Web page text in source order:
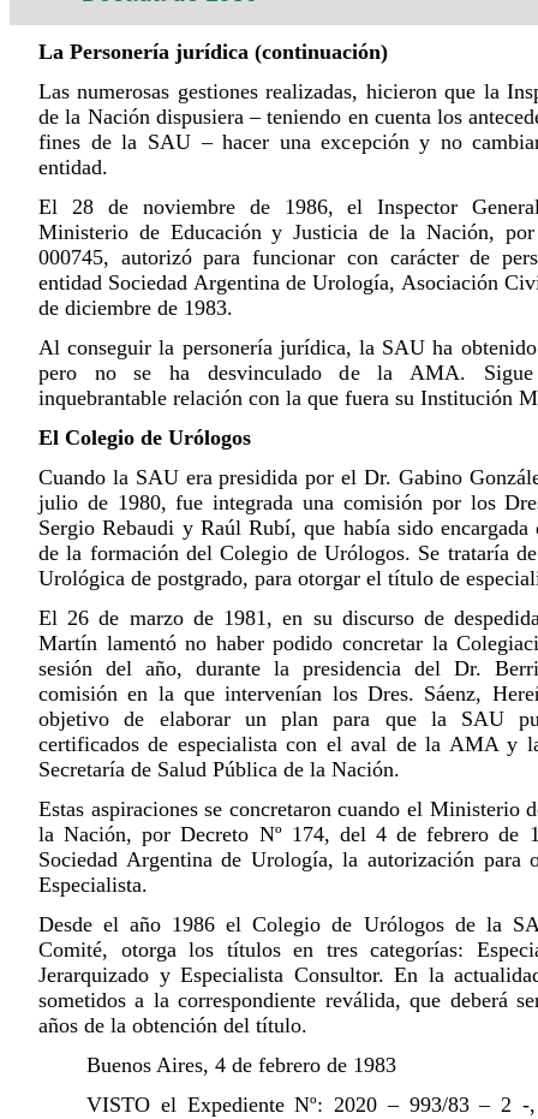
La Personería jurídica (continuación)
Las numerosas gestiones realizadas, hicieron que la
de la Nación dispusiera – teniendo en cuenta los
fines de la SAU – hacer una excepción y no
entidad.
El 28 de noviembre de 1986, el Inspector
Ministerio de Educación y Justicia de la Nación,
000745, autorizó para funcionar con carácter de
entidad Sociedad Argentina de Urología, Asociación
de diciembre de 1983.
Al conseguir la personería jurídica, la SAU ha
pero no se ha desvinculado de la AMA. Sigue
inquebrantable relación con la que fuera su Institución
El Colegio de Urólogos
Cuando la SAU era presidida por el Dr. Gabino
julio de 1980, fue integrada una comisión por los
Sergio Rebaudi y Raúl Rubí, que había sido encargada
de la formación del Colegio de Urólogos. Se trataría
Urológica de postgrado, para otorgar el título de
El 26 de marzo de 1981, en su discurso de
Martín lamentó no haber podido concretar la
sesión del año, durante la presidencia del Dr.
comisión en la que intervenían los Dres. Sáenz,
objetivo de elaborar un plan para que la SAU
certificados de especialista con el aval de la AMA y
Secretaría de Salud Pública de la Nación.
Estas aspiraciones se concretaron cuando el Ministerio
la Nación, por Decreto Nº 174, del 4 de febrero de
Sociedad Argentina de Urología, la autorización para
Especialista.
Desde el año 1986 el Colegio de Urólogos de la
Comité, otorga los títulos en tres categorías:
Jerarquizado y Especialista Consultor. En la
sometidos a la correspondiente reválida, que deberá
años de la obtención del título.
Buenos Aires, 4 de febrero de 1983
VISTO el Expediente Nº: 2020 – 993/83 – 2 -